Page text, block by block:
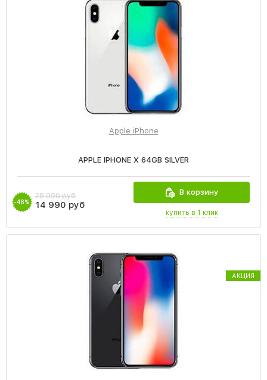
Apple iPhone
APPLE IPHONE X 64GB SILVER
-48%
28 990 руб
14 990 руб
В корзину
купить в 1 клик
АКЦИЯ